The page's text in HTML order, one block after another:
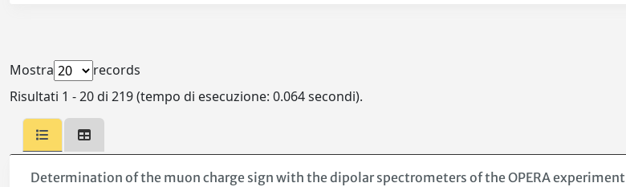
Mostra
records
Risultati 1 - 20 di 219 (tempo di esecuzione: 0.064 secondi).
Determination of the muon charge sign with the dipolar spectrometers of the OPERA experiment